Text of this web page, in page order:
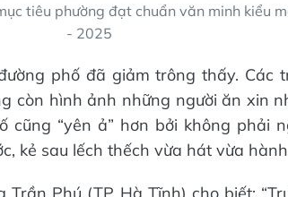
tiêu phường đạt chuẩn văn minh kiểu
- 2025
phố đã giảm trông thấy. Các
còn hình ảnh những người ăn xin
cũng “yên ả” hơn bởi không phải
kẻ sau lếch thếch vừa hát vừa